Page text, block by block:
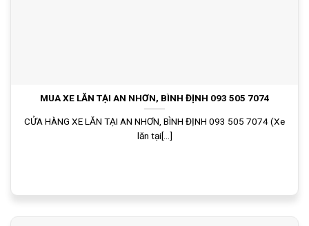
MUA XE LĂN TẠI AN NHƠN, BÌNH ĐỊNH 093 505 7074
CỬA HÀNG XE LĂN TẠI AN NHƠN, BÌNH ĐỊNH 093 505 7074 (Xe
lăn tại[...]